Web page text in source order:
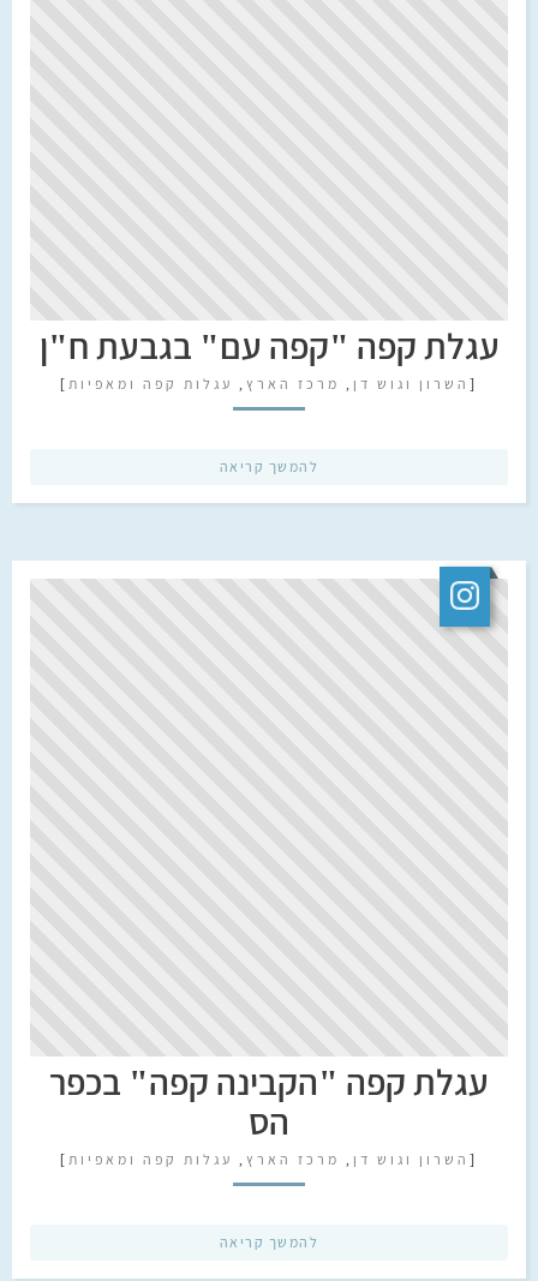
עגלת קפה "קפה עם" בגבעת ח"ן
[ השרון וגוש דן , מרכז הארץ , עגלות קפה ומאפיות ]
להמשך קריאה
עגלת קפה "הקבינה קפה" בכפר
הס
[ השרון וגוש דן , מרכז הארץ , עגלות קפה ומאפיות ]
להמשך קריאה